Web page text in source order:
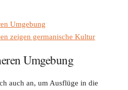
Umgebung
zeigen germanische Kultur
Umgebung
auch an, um Ausflüge in die